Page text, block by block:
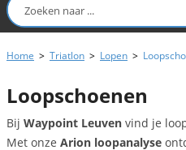
Home > Triatlon > Lopen >
Loopschoenen
Bij Waypoint Leuven vind je
Met onze Arion loopanalyse